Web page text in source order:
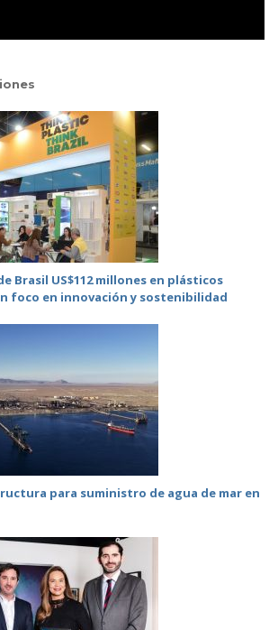
Brasil US$112 millones en plásticos
foco en innovación y sostenibilidad
para suministro de agua de mar en